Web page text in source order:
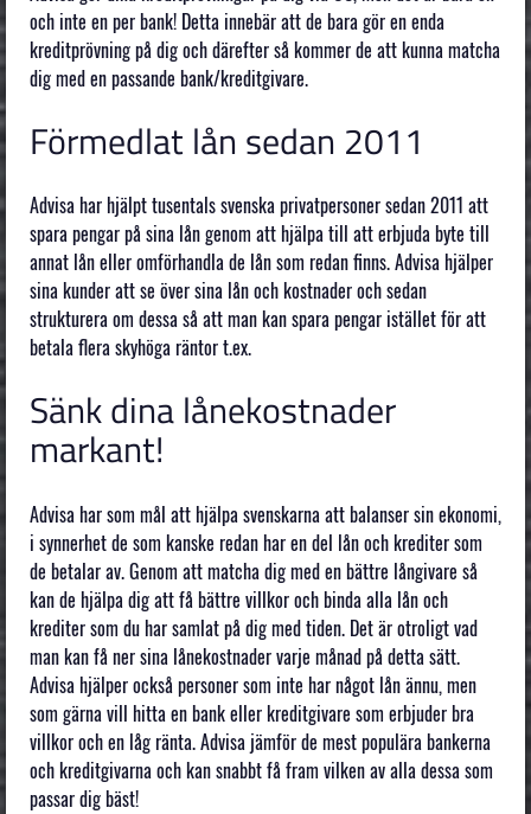
och inte en per bank! Detta innebär att de bara gör en enda
kreditprövning på dig och därefter så kommer de att kunna matcha
dig med en passande bank/kreditgivare.
Förmedlat lån sedan 2011
Advisa har hjälpt tusentals svenska privatpersoner sedan 2011 att
spara pengar på sina lån genom att hjälpa till att erbjuda byte till
annat lån eller omförhandla de lån som redan finns. Advisa hjälper
sina kunder att se över sina lån och kostnader och sedan
strukturera om dessa så att man kan spara pengar istället för att
betala flera skyhöga räntor t.ex.
Sänk dina lånekostnader
markant!
Advisa har som mål att hjälpa svenskarna att balanser sin ekonomi,
i synnerhet de som kanske redan har en del lån och krediter som
de betalar av. Genom att matcha dig med en bättre långivare så
kan de hjälpa dig att få bättre villkor och binda alla lån och
krediter som du har samlat på dig med tiden. Det är otroligt vad
man kan få ner sina lånekostnader varje månad på detta sätt.
Advisa hjälper också personer som inte har något lån ännu, men
som gärna vill hitta en bank eller kreditgivare som erbjuder bra
villkor och en låg ränta. Advisa jämför de mest populära bankerna
och kreditgivarna och kan snabbt få fram vilken av alla dessa som
passar dig bäst!